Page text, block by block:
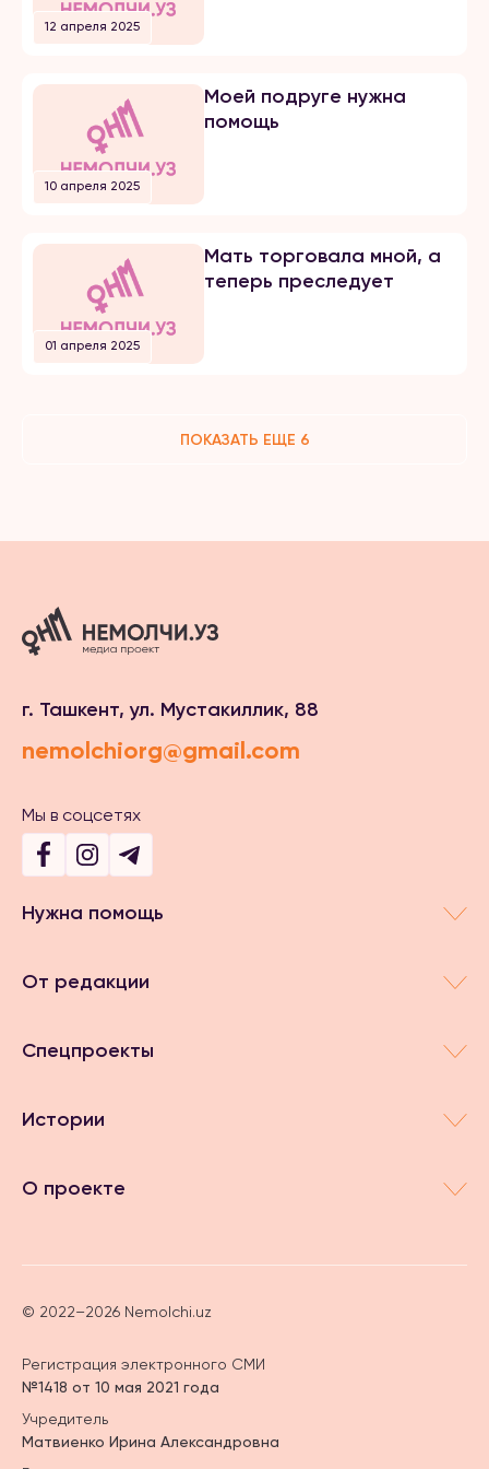
12 апреля 2025
10 апреля 2025
Моей подруге нужна
помощь
01 апреля 2025
Мать торговала мной, а
теперь преследует
ПОКАЗАТЬ ЕЩЕ 6
г. Ташкент, ул. Мустакиллик, 88
nemolchiorg@gmail.com
Мы в соцсетях
Нужна помощь
От редакции
Спецпроекты
Истории
О проекте
© 2022–2026 Nemolchi.uz
Регистрация электронного СМИ
№1418 от 10 мая 2021 года
Учредитель
Матвиенко Ирина Александровна